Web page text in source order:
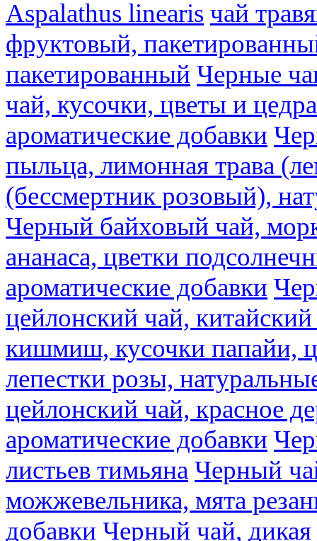
Aspalathus linearis чай
фруктовый,
пакетированный Черные
чай, кусочки, цветы и
ароматические добавки
пыльца, лимонная трава
(бессмертник розовый),
Черный байховый чай,
ананаса, цветки
ароматические добавки
цейлонский чай,
кишмиш, кусочки папайи,
лепестки розы,
цейлонский чай, красное
ароматические добавки
листьев тимьяна Черный
можжевельника, мята
добавки Черный чай,